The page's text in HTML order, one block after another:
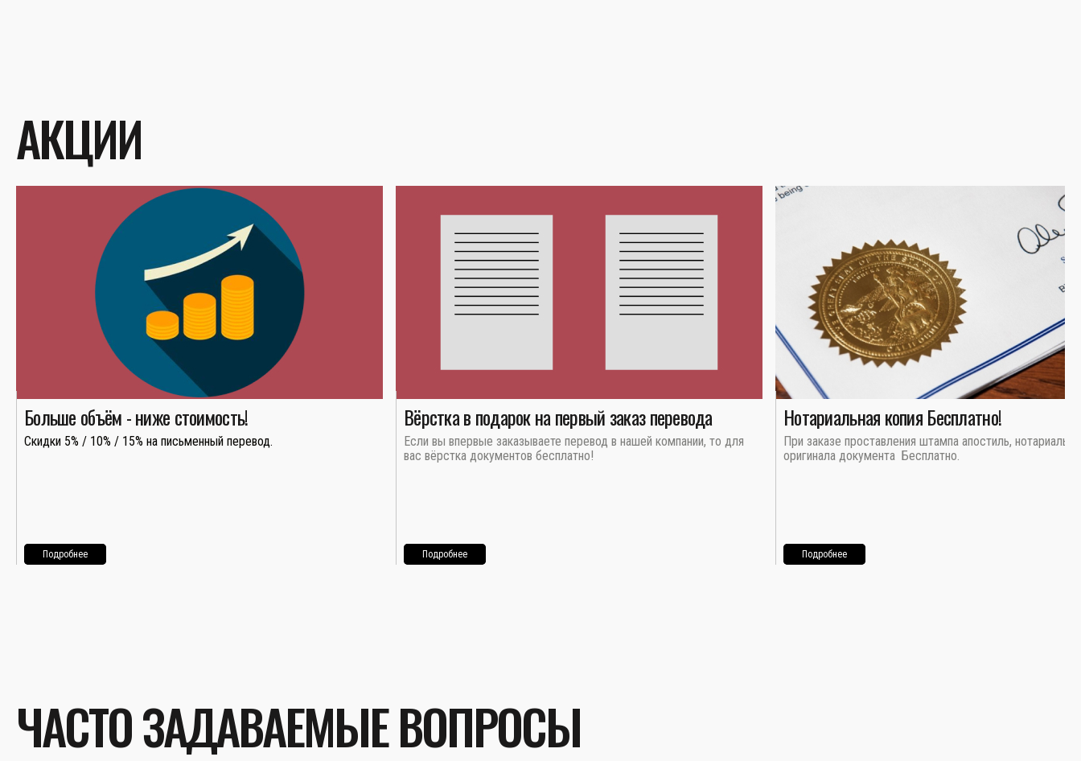
АКЦИИ
Больше объём - ниже стоимость!
Скидки 5% / 10% / 15% на письменный перевод.
Подробнее
Вёрстка в подарок на первый заказ перевода
Если вы впервые заказываете перевод в нашей компании, то для
вас вёрстка документов бесплатно!
Подробнее
Нотариальная копия Бесплатно!
При заказе проставления штампа апостиль,
оригинала документа Бесплатно.
Подробнее
ЧАСТО ЗАДАВАЕМЫЕ ВОПРОСЫ